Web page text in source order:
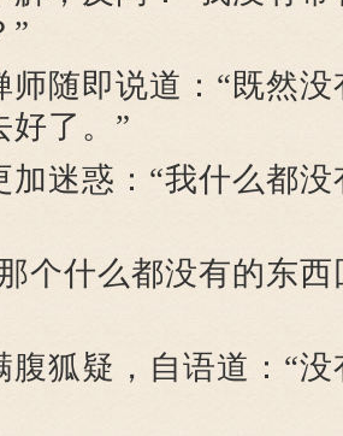
”
即说道：“既然没
好了。”
惑：“我什么都没
什么都没有的东西
疑，自语道：“没